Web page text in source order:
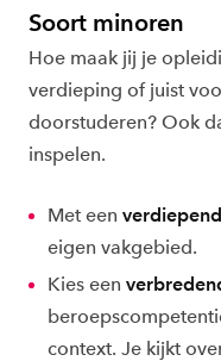
Soort minoren
Hoe maak jij je
verdieping of juist
doorstuderen? Ook
inspelen.
Met een
eigen vakgebied.
Kies een
context. Je kijkt